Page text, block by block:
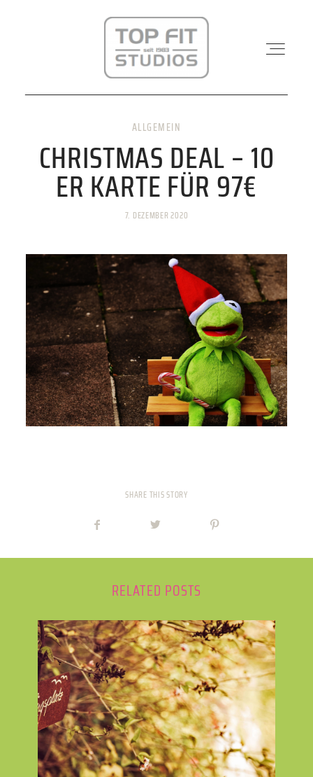
STANDORTE
PHYSIO & REHA
KURSE
PREISE
TEAM
JOBS
ONLINE SHOP
ALLGEMEIN
CHRISTMAS DEAL – 10
ER KARTE FÜR 97€
7. DEZEMBER 2020
SHARE THIS STORY
RELATED POSTS